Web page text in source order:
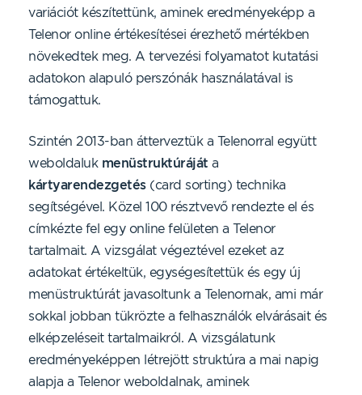
variációt készítettünk, aminek eredményeképp a
Telenor online értékesítései érezhető mértékben
növekedtek meg. A tervezési folyamatot kutatási
adatokon alapuló perszónák használatával is
támogattuk.
Szintén 2013-ban átterveztük a Telenorral együtt
weboldaluk menüstruktúráját a
kártyarendezgetés(card sorting) technika
segítségével. Közel 100 résztvevő rendezte el és
címkézte fel egy online felületen a Telenor
tartalmait. A vizsgálat végeztével ezeket az
adatokat értékeltük, egységesítettük és egy új
menüstruktúrát javasoltunk a Telenornak, ami már
sokkal jobban tükrözte a felhasználók elvárásait és
elképzeléseit tartalmaikról. A vizsgálatunk
eredményeképpen létrejött struktúra a mai napig
alapja a Telenor weboldalnak, aminek